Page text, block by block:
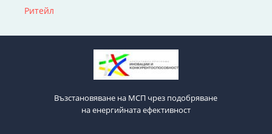
Ритейл
Възстановяване на МСП чрез подобряване
на енергийната ефективност